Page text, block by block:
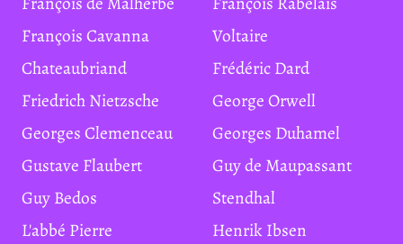
François Cavanna
Voltaire
Chateaubriand
Frédéric Dard
Friedrich Nietzsche
George Orwell
Georges Clemenceau
Georges Duhamel
Gustave Flaubert
Guy de Maupassant
Guy Bedos
Stendhal
L'abbé Pierre
Henrik Ibsen